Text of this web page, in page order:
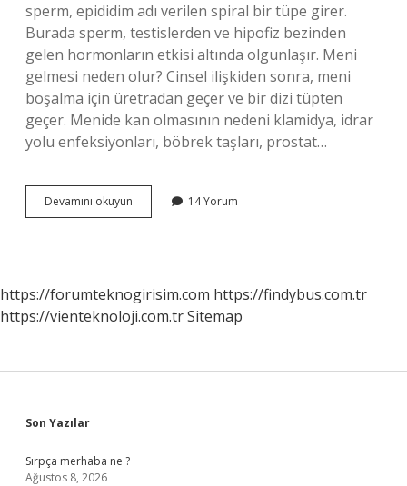
sperm, epididim adı verilen spiral bir tüpe girer.
Burada sperm, testislerden ve hipofiz bezinden
gelen hormonların etkisi altında olgunlaşır. Meni
gelmesi neden olur? Cinsel ilişkiden sonra, meni
boşalma için üretradan geçer ve bir dizi tüpten
geçer. Menide kan olmasının nedeni klamidya, idrar
yolu enfeksiyonları, böbrek taşları, prostat…
Devamını okuyun
Ne
14 Yorum
https://forumteknogirisim.com https://findybus.com.tr
https://vienteknoloji.com.trSitemap
Sidebar
Son Yazılar
Sırpça merhaba ne ?
Ağustos 8, 2026